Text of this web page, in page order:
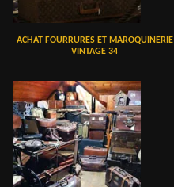
ACHAT FOURRURES ET MAROQUINERIE
VINTAGE 34